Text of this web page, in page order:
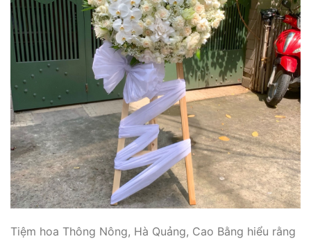
Tiệm hoa Thông Nông, Hà Quảng, Cao Bằng hiểu rằng